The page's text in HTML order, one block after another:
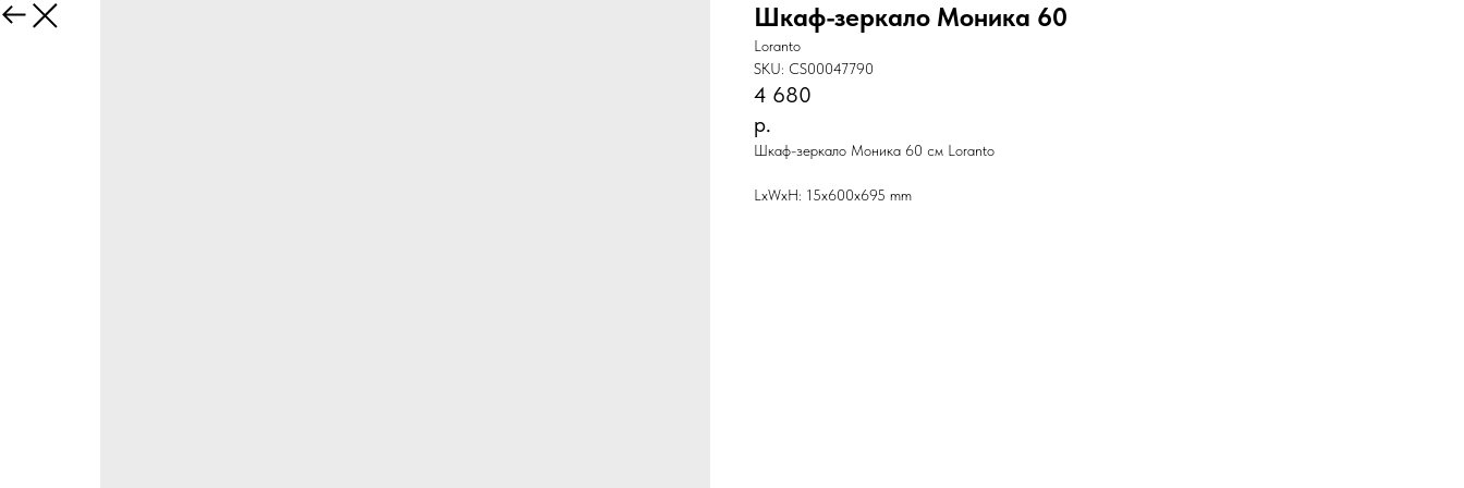
Шкаф-зеркало Моника 60
Loranto
SKU: CS00047790
4 680
р.
Шкаф-зеркало Моника 60 см Loranto
LxWxH: 15x600x695 mm